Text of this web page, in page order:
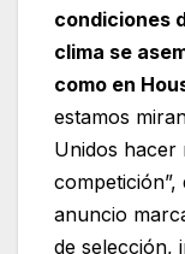
condiciones
clima se
como en
estamos
Unidos hacer
anuncio
de selección,